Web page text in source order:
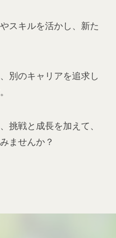
スキルを活かし、新た
別のキャリアを追求し
挑戦と成長を加えて、
ませんか？